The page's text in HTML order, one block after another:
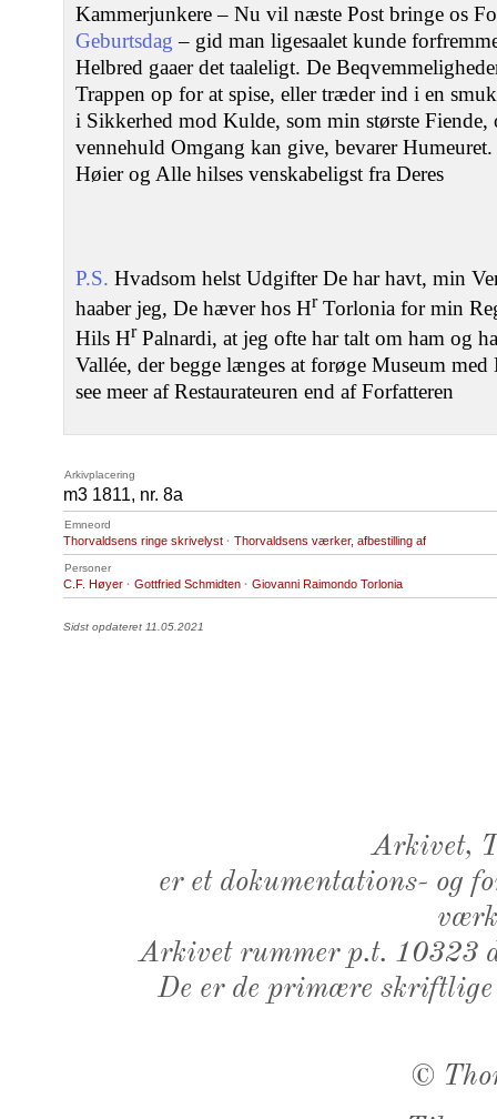
Kammerjunkere – Nu vil næste Post bringe os
Geburtsdag – gid man ligesaalet kunde
Helbred gaaer det taaleligt. De
Trappen op for at spise, eller træder ind i en
i Sikkerhed mod Kulde, som min største Fiende,
vennehuld Omgang kan give, bevarer
Høier og Alle hilses venskabeligst fra Deres
P.S. Hvadsom helst Udgifter De har havt, min
haaber jeg, De hæver hos HrTorlonia for min
Hils HrPalnardi, at jeg ofte har talt om ham og
Vallée, der begge længes at forøge Museum
see meer af Restaurateuren end af Forfatteren
Arkivplacering
m3 1811, nr. 8a
Emneord
Thorvaldsens ringe skrivelyst · Thorvaldsens værker, afbestilling af
Personer
C.F. Høyer · Gottfried Schmidten · Giovanni Raimondo Torlonia
Sidst opdateret 11.05.2021
Arkivet,
er et dokumentations- og
Arkivet rummer p.t. 10323
De er de primære
©